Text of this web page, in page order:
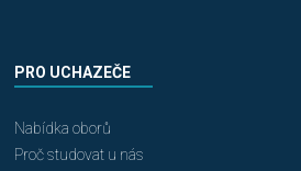
PRO UCHAZEČE
Nabídka oborů
Proč studovat u nás